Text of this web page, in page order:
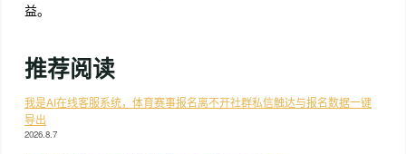
益。
推荐阅读
我是AI在线客服系统，体育赛事报名离不开社群私信触达与报名数据一键
导出
2026.8.7